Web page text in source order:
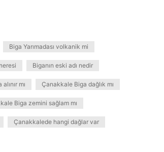
Biga Yarımadası volkanik mi
Biganın eski adı nedir
mı Çanakkale Biga dağlık mı
Biga zemini sağlam mı
Çanakkalede hangi dağlar var